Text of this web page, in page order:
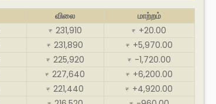
விலை
மாற்றம்
₹ 231,910 ₹ +20.00
₹ 231,890 ₹ +5,970.00
₹ 225,920 ₹ -1,720.00
₹ 227,640 ₹ +6,200.00
₹ 221,440 ₹ +4,920.00